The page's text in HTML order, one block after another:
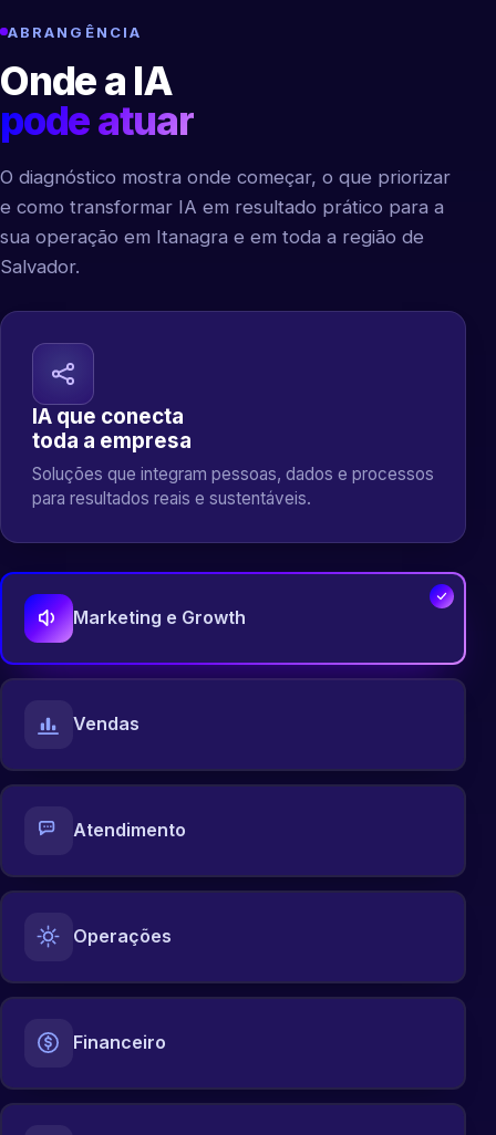
ABRANGÊNCIA
Onde a IA
pode atuar
O diagnóstico mostra onde começar, o que priorizar
e como transformar IA em resultado prático para a
sua operação em Itanagra e em toda a região de
Salvador.
IA que conecta
toda a empresa
Soluções que integram pessoas, dados e processos
para resultados reais e sustentáveis.
Marketing e Growth
Vendas
Atendimento
Operações
Financeiro